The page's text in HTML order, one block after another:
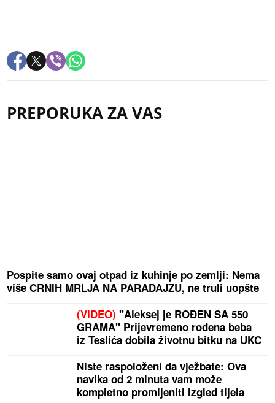
PREPORUKA ZA VAS
Pospite samo ovaj otpad iz kuhinje po zemlji: Nema
više CRNIH MRLJA NA PARADAJZU, ne truli uopšte
(VIDEO) "Aleksej je ROĐEN SA 550
GRAMA" Prijevremeno rođena beba
iz Teslića dobila životnu bitku na UKC
Niste raspoloženi da vježbate: Ova
navika od 2 minuta vam može
kompletno promijeniti izgled tijela